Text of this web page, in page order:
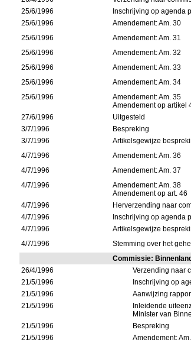
25/6/1996
Inschrijving op agenda
25/6/1996
Amendement: Am. 30
25/6/1996
Amendement: Am. 31
25/6/1996
Amendement: Am. 32
25/6/1996
Amendement: Am. 33
25/6/1996
Amendement: Am. 34
25/6/1996
Amendement: Am. 35
Amendement op artikel
27/6/1996
Uitgesteld
3/7/1996
Bespreking
3/7/1996
Artikelsgewijze
4/7/1996
Amendement: Am. 36
4/7/1996
Amendement: Am. 37
4/7/1996
Amendement: Am. 38
Amendement op art. 46
4/7/1996
Herverzending naar
4/7/1996
Inschrijving op agenda
4/7/1996
Artikelsgewijze
4/7/1996
Stemming over het
Commissie:
26/4/1996
Verzending naar
21/5/1996
Inschrijving op
21/5/1996
Aanwijzing
21/5/1996
Inleidende
Minister van
21/5/1996
Bespreking
21/5/1996
Amendement: